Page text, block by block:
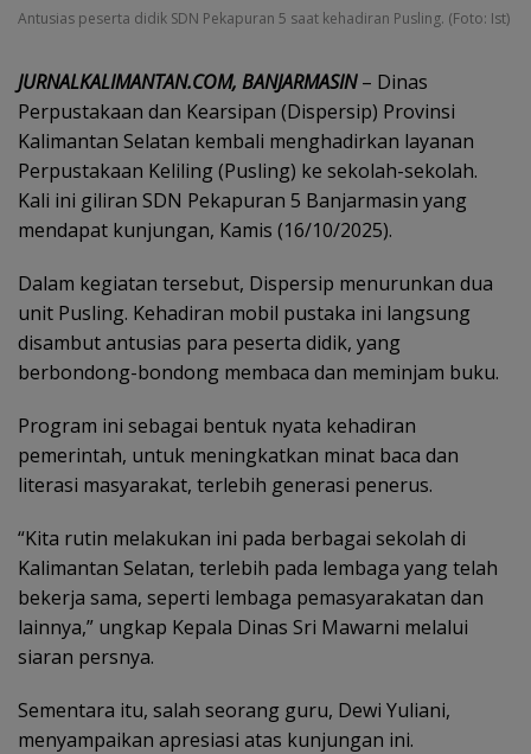
Antusias peserta didik SDN Pekapuran 5 saat kehadiran Pusling. (Foto: Ist)
JURNALKALIMANTAN.COM, BANJARMASIN– Dinas
Perpustakaan dan Kearsipan (Dispersip) Provinsi
Kalimantan Selatan kembali menghadirkan layanan
Perpustakaan Keliling (Pusling) ke sekolah-sekolah.
Kali ini giliran SDN Pekapuran 5 Banjarmasin yang
mendapat kunjungan, Kamis (16/10/2025).
Dalam kegiatan tersebut, Dispersip menurunkan dua
unit Pusling. Kehadiran mobil pustaka ini langsung
disambut antusias para peserta didik, yang
berbondong-bondong membaca dan meminjam buku.
Program ini sebagai bentuk nyata kehadiran
pemerintah, untuk meningkatkan minat baca dan
literasi masyarakat, terlebih generasi penerus.
“Kita rutin melakukan ini pada berbagai sekolah di
Kalimantan Selatan, terlebih pada lembaga yang telah
bekerja sama, seperti lembaga pemasyarakatan dan
lainnya,” ungkap Kepala Dinas Sri Mawarni melalui
siaran persnya.
Sementara itu, salah seorang guru, Dewi Yuliani,
menyampaikan apresiasi atas kunjungan ini.